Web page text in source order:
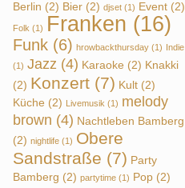
Berlin (2) Bier(2) djset(1) Event(2)
Folk (1) Franken (16)
Funk(6) hrowbackthursday(1) Indie
(1) Jazz (4) Karaoke (2) Knakki
(2) Konzert(7) Kult(2)
Küche (2) Livemusik (1) melody
brown (4) Nachtleben Bamberg
(2) nightlife(1) Obere
Sandstraße (7) Party
Bamberg (2) partytime(1) Pop(2)